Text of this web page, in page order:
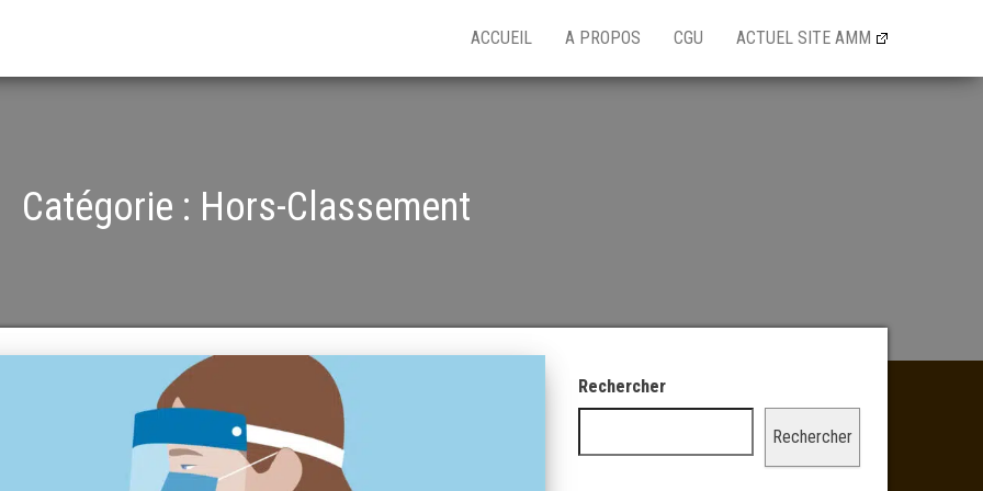
ACCUEIL A PROPOS CGU ACTUEL SITE AMM
Catégorie : Hors-Classement
Rechercher
Rechercher